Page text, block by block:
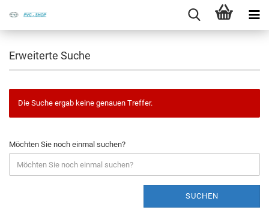
Erweiterte Suche
Die Suche ergab keine genauen Treffer.
Möchten Sie noch einmal suchen?
SUCHEN